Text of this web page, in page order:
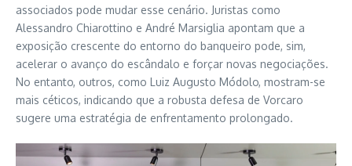
associados pode mudar esse cenário. Juristas como
Alessandro Chiarottino e André Marsiglia apontam que a
exposição crescente do entorno do banqueiro pode, sim,
acelerar o avanço do escândalo e forçar novas negociações.
No entanto, outros, como Luiz Augusto Módolo, mostram-se
mais céticos, indicando que a robusta defesa de Vorcaro
sugere uma estratégia de enfrentamento prolongado.